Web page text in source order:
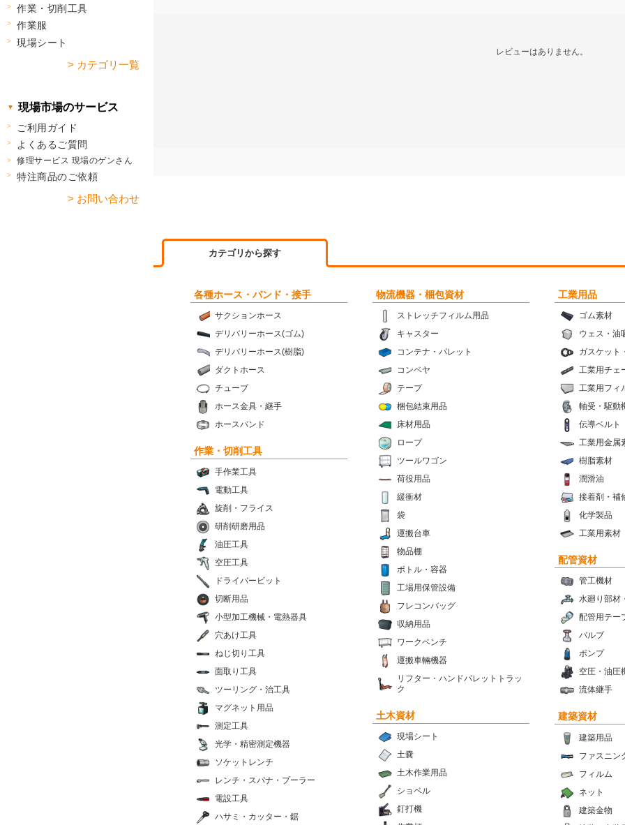
レビューはありません。
カテゴリから探す
各種ホース・バンド・接手
サクションホース
デリバリーホース(ゴム)
デリバリーホース(樹脂)
ダクトホース
チューブ
ホース金具・継手
ホースバンド
物流機器・梱包資材
ストレッチフィルム用品
キャスター
コンテナ・パレット
コンベヤ
テープ
梱包結束用品
床材用品
ロープ
ツールワゴン
荷役用品
緩衝材
袋
運搬台車
物品棚
ボトル・容器
工場用保管設備
フレコンバッグ
収納用品
ワークベンチ
運搬車輛機器
リフター・ハンドパレットトラッ
ク
工業用品
ゴム素材
ウェス・油
ガスケット
工業用チェ
工業用フィ
軸受・駆動
伝導ベルト
工業用金属
樹脂素材
潤滑油
接着剤・補
化学製品
工業用素材
作業・切削工具
手作業工具
電動工具
旋削・フライス
研削研磨用品
油圧工具
空圧工具
ドライバービット
切断用品
小型加工機械・電熱器具
穴あけ工具
ねじ切り工具
面取り工具
ツーリング・治工具
マグネット用品
測定工具
光学・精密測定機器
ソケットレンチ
レンチ・スパナ・プーラー
電設工具
ハサミ・カッター・鋸
配管資材
管工機材
水廻り部材
配管用テー
バルブ
ポンプ
空圧・油圧
流体継手
土木資材
現場シート
土嚢
土木作業用品
ショベル
釘打機
建築資材
建築用品
ファスニン
フィルム
ネット
建築金物
作業・切削工具
作業服
現場シート
> カテゴリ一覧
現場市場のサービス
ご利用ガイド
よくあるご質問
修理サービス 現場のゲンさん
特注商品のご依頼
> お問い合わせ